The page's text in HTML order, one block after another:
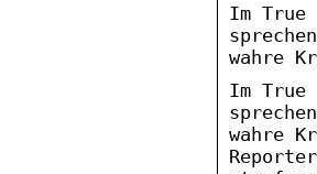
Im True
wahre
Im True
wahre